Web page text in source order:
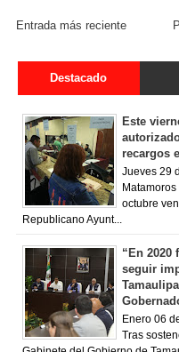
Entrada más reciente
Destacado
Este
recargos
Jueves 29
octubre
Republicano Ayunt...
“En 2020
seguir
Enero 06
Tras